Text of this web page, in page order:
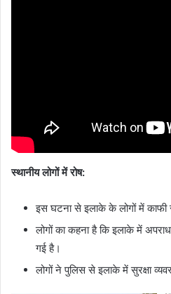
स्थानीय लोगों में रोष:
इस घटना से इलाके के लोगों में काफी
लोगों का कहना है कि इलाके में
गई है।
लोगों ने पुलिस से इलाके में सुरक्षा